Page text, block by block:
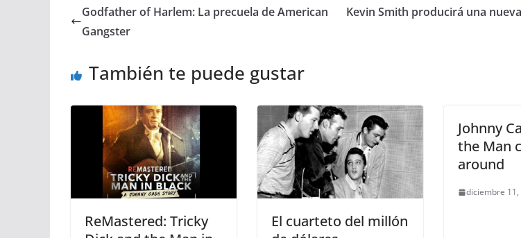
Godfather of Harlem: La precuela de American
Gangster
Kevin Smith producirá una
También te puede gustar
ReMastered: Tricky
El cuarteto del millón
Johnny
the Man
around
diciembre 11,